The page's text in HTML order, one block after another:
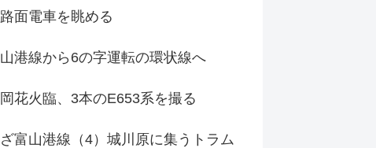
面電車を眺める
港線から6の字運転の環状線へ
花火臨、3本のE653系を撮る
富山港線（4）城川原に集うトラム